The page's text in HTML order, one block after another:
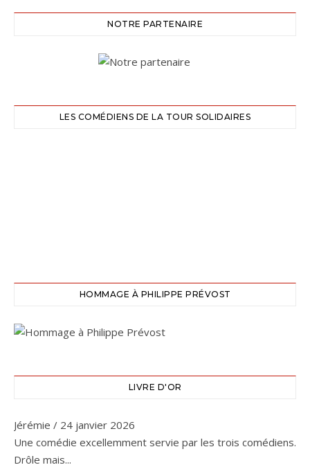
NOTRE PARTENAIRE
LES COMÉDIENS DE LA TOUR SOLIDAIRES
HOMMAGE À PHILIPPE PRÉVOST
LIVRE D'OR
Jérémie / 24 janvier 2026
Une comédie excellemment servie par les trois comédiens.
Drôle mais...